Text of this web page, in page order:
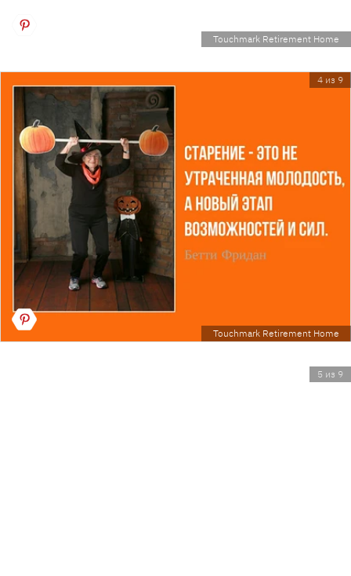
Touchmark Retirement Home
4 из 9
Touchmark Retirement Home
5 из 9